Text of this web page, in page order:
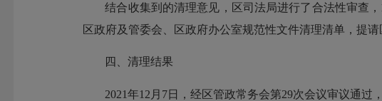
结合收集到的清理意见，区司法局进行了合法性审查
区政府及管委会、区政府办公室规范性文件清理清单，提请
四、清理结果
2021年12月7日，经区管政常务会第29次会议审议通